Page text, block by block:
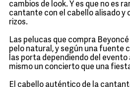
cambios de look. Y es que no es
cantante con el cabello alisado y
rizos.
Las pelucas que compra
pelo natural, y según una fuente
las porta dependiendo del
mismo un concierto que una
El cabello auténtico de la